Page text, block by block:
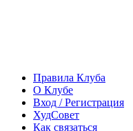
Правила Клуба
О Клубе
Вход / Регистрация
ХудСовет
Как связаться